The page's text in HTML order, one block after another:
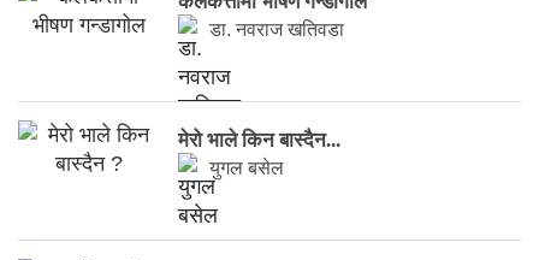
डा. नवराज खतिवडा
मेरो भाले किन बास्दैन...
युगल बसेल